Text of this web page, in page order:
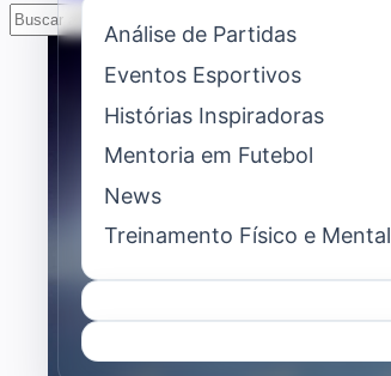
Buscar
Análise de Partidas
Eventos Esportivos
Histórias Inspiradoras
Mentoria em Futebol
News
Treinamento Físico e Mental